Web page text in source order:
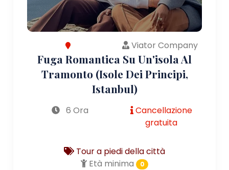
Viator Company
Fuga Romantica Su Un'isola Al
Tramonto (Isole Dei Principi,
Istanbul)
6 Ora
Cancellazione
gratuita
Tour a piedi della città
Età minima
0